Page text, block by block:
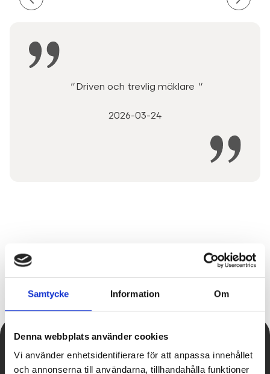
Samtycke Information Om
Denna webbplats använder cookies
Vi använder enhetsidentifierare för att anpassa innehållet
och annonserna till användarna, tillhandahålla funktioner
" Driven och trevlig mäklare "
2026-03-24
TILL SALU